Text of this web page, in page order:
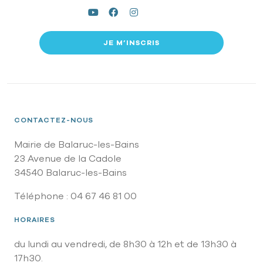
JE M’INSCRIS
CONTACTEZ-NOUS
Mairie de Balaruc-les-Bains
23 Avenue de la Cadole
34540 Balaruc-les-Bains
Téléphone : 04 67 46 81 00
HORAIRES
du lundi au vendredi, de 8h30 à 12h et de 13h30 à
17h30.